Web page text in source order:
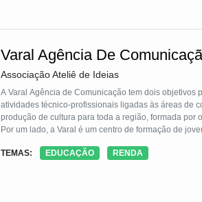
Varal Agência De
Associação Ateliê de Ideias
A Varal Agência de Comunicação tem dois objetivos
atividades técnico-profissionais ligadas às áreas de
produção de cultura para toda a região, formada por
Por um lado, a Varal é um centro de formação de
arte e a cultura que são produzidas nas próprias
TEMAS: EDUCAÇÃO RENDA